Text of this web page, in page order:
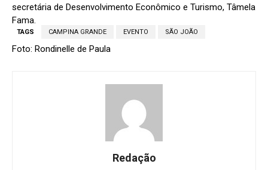
secretária de Desenvolvimento Econômico e Turismo, Tâmela
Fama.
Foto: Rondinelle de Paula
TAGS CAMPINA GRANDE EVENTO SÃO JOÃO
Redação